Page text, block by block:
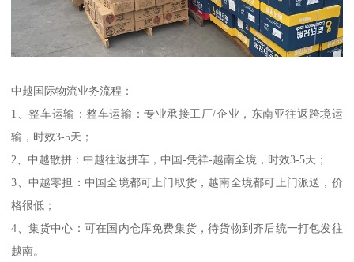
中越国际物流业务流程：
1、整车运输：整车运输：专业承接工厂/企业，东南亚往返跨境运
输，时效3-5天；
2、中越散拼：中越往返拼车，中国-凭祥-越南全境，时效3-5天；
3、中越零担：中国全境都可上门取货，越南全境都可上门派送，价
格很低；
4、集货中心：可在国内仓库免费集货，待货物到齐后统一打包发往
越南。